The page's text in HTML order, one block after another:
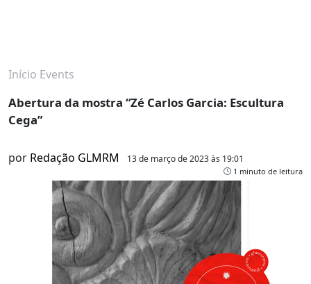
Início Events
Abertura da mostra “Zé Carlos Garcia: Escultura
Cega”
por Redação GLMRM 13 de março de 2023 às 19:01
1 minuto de leitura